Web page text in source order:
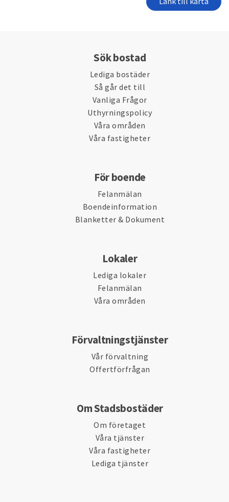
Sök bostad
Lediga bostäder
Så går det till
Vanliga Frågor
Uthyrningspolicy
Våra områden
Våra fastigheter
För boende
Felanmälan
Boendeinformation
Blanketter & Dokument
Lokaler
Lediga lokaler
Felanmälan
Våra områden
Förvaltningstjänster
Vår förvaltning
Offertförfrågan
Om Stadsbostäder
Om företaget
Våra tjänster
Våra fastigheter
Lediga tjänster